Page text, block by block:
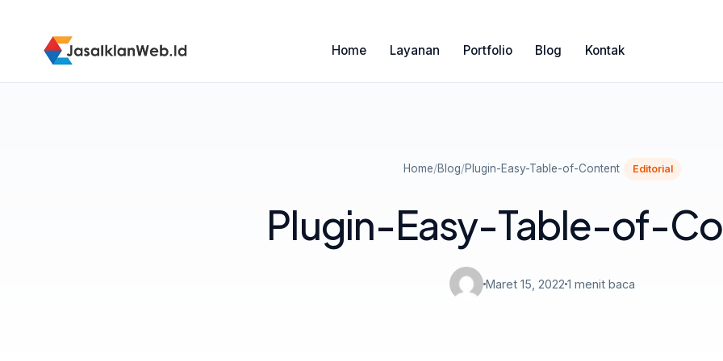
Home Layanan Portfolio Blog Kontak
Home/Blog/Plugin-Easy-Table-of-Content Editorial
Plugin-Easy-Table-of-
Maret 15, 2022 1 menit baca